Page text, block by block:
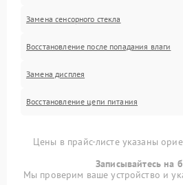
Замена сенсорного стекла
Восстановление после попадания влаги
Замена дисплея
Восстановление цепи питания
Цены в прайс-листе указаны
Записывайтесь на
Мы проверим ваше устройство и